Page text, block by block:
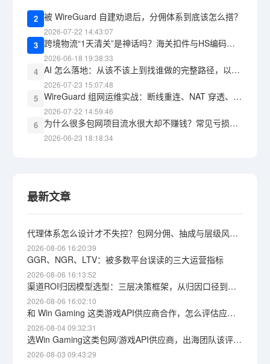
2 被 WireGuard 自建劝退后，分佣体系到底该怎么搭？
2026-07-22 14:43:07
3 跨境物流“1天清关”是神话吗？海关扣件与HS编码报错的教训
2026-06-18 19:38:33
4 AI 怎么落地：从该不该上到找谁做的完整路径，以及 WG包网 能承接什么
2026-07-23 15:07:48
5 WireGuard 组网运维实战：断线重连、NAT 穿透、监控告警，三道坎怎么过
2026-07-22 14:59:46
6 为什么很多包网项目流水很大却不赚钱？常见亏损黑洞盘点
2026-06-23 18:18:34
最新文章
代理体系怎么设计才不失控？包网分佣、抽成与层级风险详解
2026-08-06 16:20:39
GGR、NGR、LTV：被多数平台误读的三大运营指标
2026-08-06 16:13:52
渠道ROI归因模型选型：三层决策框架，从归因口径到获客成本上限
2026-08-06 16:02:10
和 Win Gaming 这类游戏API供应商合作，怎么评估应急响应能力？根因定位与自保思路
2026-08-04 09:32:31
选Win Gaming这类包网/游戏API供应商，出海团队该评估哪些维度
2026-08-03 09:43:29